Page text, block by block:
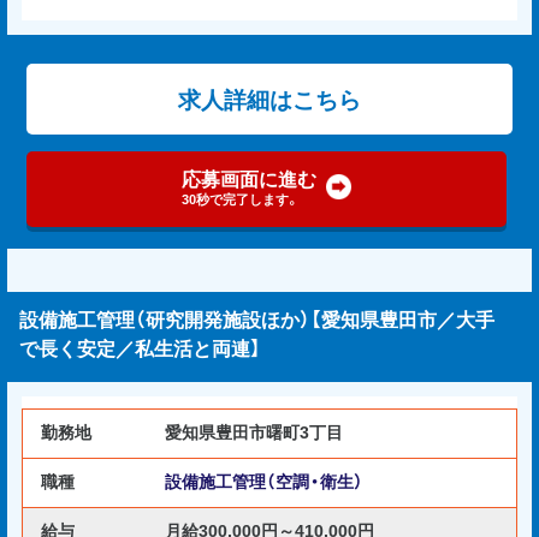
求人詳細はこちら
応募画面に進む
30秒で完了します。
設備施工管理（研究開発施設ほか）【愛知県豊田市／大手
で長く安定／私生活と両連】
勤務地 愛知県豊田市曙町3丁目
職種 設備施工管理（空調・衛生）
給与 月給300,000円～410,000円